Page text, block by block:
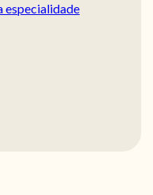
especialidade